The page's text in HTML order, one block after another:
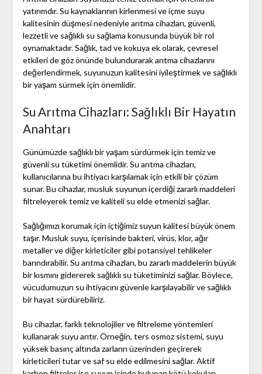
yatırımdır. Su kaynaklarının kirlenmesi ve içme suyu
kalitesinin düşmesi nedeniyle arıtma cihazları, güvenli,
lezzetli ve sağlıklı su sağlama konusunda büyük bir rol
oynamaktadır. Sağlık, tad ve kokuya ek olarak, çevresel
etkileri de göz önünde bulundurarak arıtma cihazlarını
değerlendirmek, suyunuzun kalitesini iyileştirmek ve sağlıklı
bir yaşam sürmek için önemlidir.
Su Arıtma Cihazları: Sağlıklı Bir Hayatın
Anahtarı
Günümüzde sağlıklı bir yaşam sürdürmek için temiz ve
güvenli su tüketimi önemlidir. Su arıtma cihazları,
kullanıcılarına bu ihtiyacı karşılamak için etkili bir çözüm
sunar. Bu cihazlar, musluk suyunun içerdiği zararlı maddeleri
filtreleyerek temiz ve kaliteli su elde etmenizi sağlar.
Sağlığımızı korumak için içtiğimiz suyun kalitesi büyük önem
taşır. Musluk suyu, içerisinde bakteri, virüs, klor, ağır
metaller ve diğer kirleticiler gibi potansiyel tehlikeler
barındırabilir. Su arıtma cihazları, bu zararlı maddelerin büyük
bir kısmını gidererek sağlıklı su tüketiminizi sağlar. Böylece,
vücudumuzun su ihtiyacını güvenle karşılayabilir ve sağlıklı
bir hayat sürdürebiliriz.
Bu cihazlar, farklı teknolojiler ve filtreleme yöntemleri
kullanarak suyu arıtır. Örneğin, ters osmoz sistemi, suyu
yüksek basınç altında zarların üzerinden geçirerek
kirleticileri tutar ve saf su elde edilmesini sağlar. Aktif